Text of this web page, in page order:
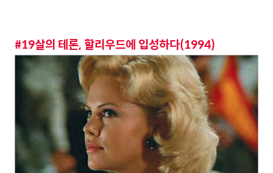
#19살의 테론, 할리우드에 입성하다(1994)